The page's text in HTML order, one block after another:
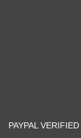
PAYPAL VERIFIED